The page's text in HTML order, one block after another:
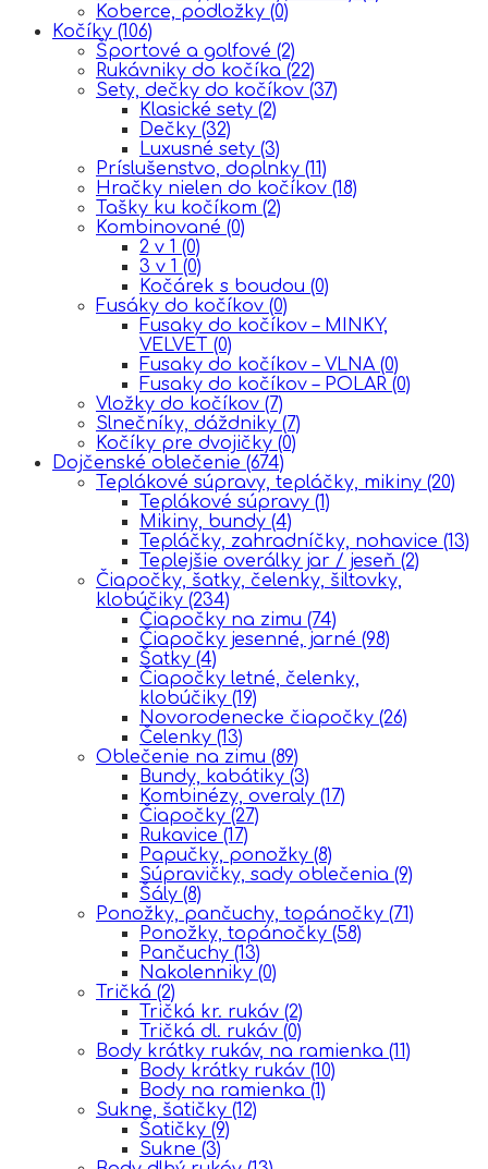
Koberce, podložky (0)
Kočíky (106)
Športové a golfové (2)
Rukávniky do kočíka (22)
Sety, dečky do kočíkov (37)
Klasické sety (2)
Dečky (32)
Luxusné sety (3)
Príslušenstvo, doplnky (11)
Hračky nielen do kočíkov (18)
Tašky ku kočíkom (2)
Kombinované (0)
2 v 1 (0)
3 v 1 (0)
Kočárek s boudou (0)
Fusáky do kočíkov (0)
Fusaky do kočíkov – MINKY,
VELVET (0)
Fusaky do kočíkov – VLNA (0)
Fusaky do kočíkov – POLAR (0)
Vložky do kočíkov (7)
Slnečníky, dáždniky (7)
Kočíky pre dvojičky (0)
Dojčenské oblečenie (674)
Teplákové súpravy, tepláčky, mikiny (20)
Teplákové súpravy (1)
Mikiny, bundy (4)
Tepláčky, zahradníčky, nohavice (13)
Teplejšie overálky jar / jeseň (2)
Čiapočky, šatky, čelenky, šiltovky,
klobúčiky (234)
Čiapočky na zimu (74)
Čiapočky jesenné, jarné (98)
Šatky (4)
Čiapočky letné, čelenky,
klobúčiky (19)
Novorodenecke čiapočky (26)
Čelenky (13)
Oblečenie na zimu (89)
Bundy, kabátiky (3)
Kombinézy, overaly (17)
Čiapočky (27)
Rukavice (17)
Papučky, ponožky (8)
Súpravičky, sady oblečenia (9)
Šály (8)
Ponožky, pančuchy, topánočky (71)
Ponožky, topánočky (58)
Pančuchy (13)
Nakolenniky (0)
Tričká (2)
Tričká kr. rukáv (2)
Tričká dl. rukáv (0)
Body krátky rukáv, na ramienka (11)
Body krátky rukáv (10)
Body na ramienka (1)
Sukne, šatičky (12)
Šatičky (9)
Sukne (3)